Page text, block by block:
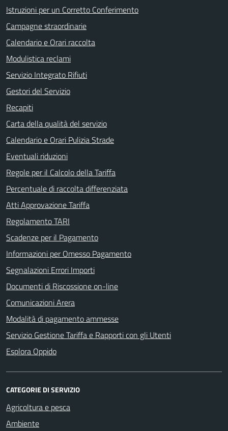
Istruzioni per un Corretto Conferimento
Campagne straordinarie
Calendario e Orari raccolta
Modulistica reclami
Servizio Integrato Rifiuti
Gestori del Servizio
Recapiti
Carta della qualità del servizio
Calendario e Orari Pulizia Strade
Eventuali riduzioni
Regole per il Calcolo della Tariffa
Percentuale di raccolta differenziata
Atti Approvazione Tariffa
Regolamento TARI
Scadenze per il Pagamento
Informazioni per Omesso Pagamento
Segnalazioni Errori Importi
Documenti di Riscossione on-line
Comunicazioni Arera
Modalità di pagamento ammesse
Servizio Gestione Tariffa e Rapporti con gli Utenti
Esplora Oppido
CATEGORIE DI SERVIZIO
Agricoltura e pesca
Ambiente